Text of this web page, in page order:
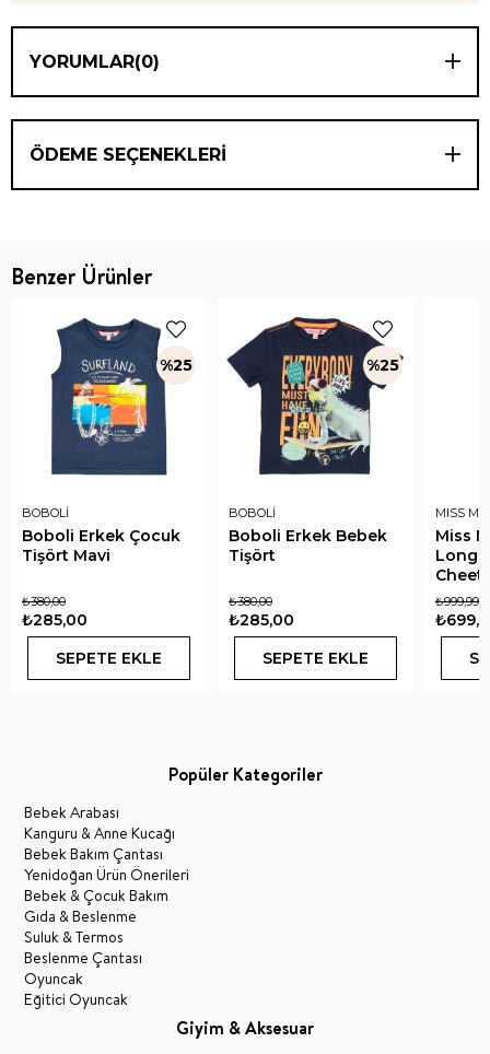
YORUMLAR(0)
ÖDEME SEÇENEKLERI
Benzer Ürünler
BOBOLİ
Boboli Erkek Çocuk
Tişört Mavi
₺285,00
₺380,00
SEPETE EKLE
%25
BOBOLİ
Boboli Erkek Bebek
Tişört
₺285,00
₺380,00
SEPETE EKLE
%25
MISS
Miss
Long
₺999,99
Popüler Kategoriler
Bebek Arabası
Kanguru & Anne Kucağı
Bebek Bakım Çantası
Yenidoğan Ürün Önerileri
Bebek & Çocuk Bakım
Gıda & Beslenme
Suluk & Termos
Beslenme Çantası
Oyuncak
Eğitici Oyuncak
Giyim & Aksesuar